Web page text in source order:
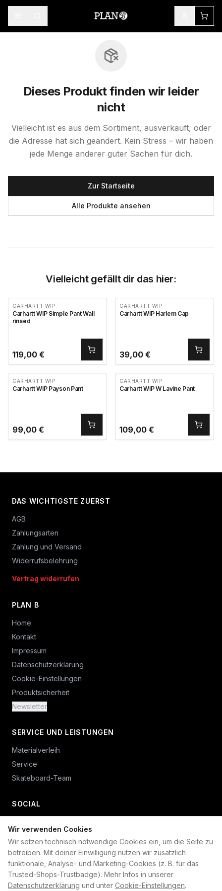
Wir verwenden Cookies
Wir setzen technisch notwendige Cookies ein, um die Seite zu
betreiben. Mit deiner Einwilligung nutzen wir zusätzlich
funktionale, Analyse- und Marketing-Cookies (z. B. für das
Trusted-Shops-Trustbadge). Mehr Infos in unserer
Datenschutzerklärung und unter Cookie-Einstellungen.
Dieses Produkt finden wir leider
nicht
Vielleicht ist es aus dem Sortiment, ausverkauft, oder
die Adresse hat sich geändert. Kein Stress – wir haben
jede Menge anderer guter Sachen für dich.
Zur Startseite
Alle Produkte ansehen
Vielleicht gefällt dir das hier:
CARHARTT WIP
Carhartt WIP Simple Pant Wall
rinsed
119,00 €
CARHARTT WIP
Carhartt WIP Harlem Cap
39,00 €
CARHARTT WIP
Carhartt WIP Payson Pant
99,00 €
CARHARTT WIP
Carhartt WIP W Lavine Pant
109,00 €
DAS WICHTIGSTE ZUERST
AGB
Zahlungsarten
Zahlung und Versand
Widerrufsbelehrung
Vertrag widerrufen
PLAN B
Home
Kontakt
Impressum
Datenschutzerklärung
Cookie-Einstellungen
Produktsicherheit
Newsletter
SERVICE UND LEISTUNGEN
Materialverleih
Service
Skateboard-Team
SOCIAL
+49 234 687 00 38
shop@plan-b-funsport.de
Sichere Zahlung mit: